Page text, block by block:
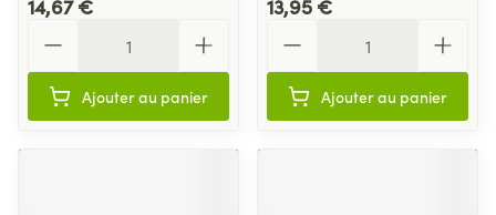
14,67 €
Ajouter au panier
13,95 €
Ajouter au panier